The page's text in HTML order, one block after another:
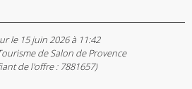
le 15 juin 2026 à 11:42
de Salon de Provence
de l'offre : 7881657)